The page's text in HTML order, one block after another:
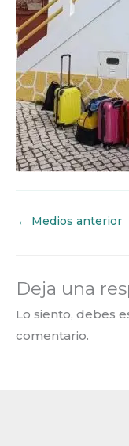
← Medios anterior
Deja una
Lo siento, debes
comentario.